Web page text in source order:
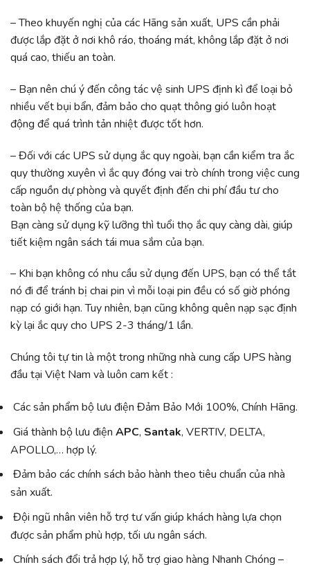
– Theo khuyến nghị của các Hãng sản xuất, UPS cần phải
được lắp đặt ở nơi khô ráo, thoáng mát, không lắp đặt ở nơi
quá cao, thiếu an toàn.
– Bạn nên chú ý đến công tác vệ sinh UPS định kì để loại bỏ
nhiều vết bụi bẩn, đảm bảo cho quạt thông gió luôn hoạt
động để quá trình tản nhiệt được tốt hơn.
– Đối với các UPS sử dụng ắc quy ngoài, bạn cần kiểm tra ắc
quy thường xuyên vì ắc quy đóng vai trò chính trong việc cung
cấp nguồn dự phòng và quyết định đến chi phí đầu tư cho
toàn bộ hệ thống của bạn.
Bạn càng sử dụng kỹ lưỡng thì tuổi thọ ắc quy càng dài, giúp
tiết kiệm ngân sách tái mua sắm của bạn.
– Khi bạn không có nhu cầu sử dụng đến UPS, bạn có thể tắt
nó đi để tránh bị chai pin vì mỗi loại pin đều có số giờ phóng
nạp có giới hạn. Tuy nhiên, bạn cũng không quên nạp sạc định
kỳ lại ắc quy cho UPS 2-3 tháng/1 lần.
Chúng tôi tự tin là một trong những nhà cung cấp UPS hàng
đầu tại Việt Nam và luôn cam kết :
Các sản phẩm bộ lưu điện Đảm Bảo Mới 100%, Chính Hãng.
Giá thành bộ lưu điện APC, Santak, VERTIV, DELTA,
APOLLO,… hợp lý.
Đảm bảo các chính sách bảo hành theo tiêu chuẩn của nhà
sản xuất.
Đội ngũ nhân viên hỗ trợ tư vấn giúp khách hàng lựa chọn
được sản phẩm phù hợp, tối ưu ngân sách.
Chính sách đổi trả hợp lý, hỗ trợ giao hàng Nhanh Chóng –